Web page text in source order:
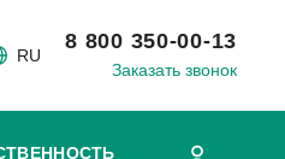
RU
8 800 350-00-13
Заказать звонок